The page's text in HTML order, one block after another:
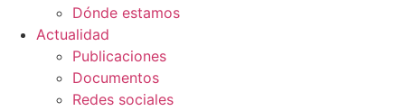
Dónde estamos
Actualidad
Publicaciones
Documentos
Redes sociales